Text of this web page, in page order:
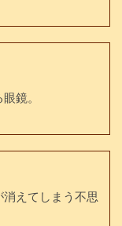
鏡。
えてしまう不思